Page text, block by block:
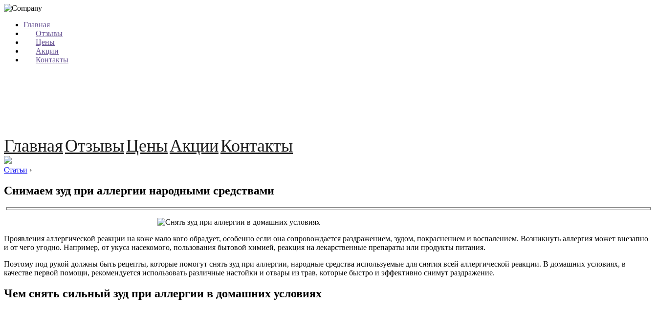
Главная
Отзывы
Цены
Акции
Контакты
ГлавнаяОтзывыЦеныАкцииКонтакты
Статьи ›
Снимаем зуд при аллергии народными средствами
Проявления аллергической реакции на коже мало кого обрадует, особенно если она сопровождается раздражением, зудом, покраснением и воспалением. Возникнуть аллергия может внезапно
и от чего угодно. Например, от укуса насекомого, пользования бытовой химией, реакция на лекарственные препараты или продукты питания.
Поэтому под рукой должны быть рецепты, которые помогут снять зуд при аллергии, народные средства используемые для снятия всей аллергической реакции. В домашних условиях, в
качестве первой помощи, рекомендуется использовать различные настойки и отвары из трав, которые быстро и эффективно снимут раздражение.
Чем снять сильный зуд при аллергии в домашних условиях